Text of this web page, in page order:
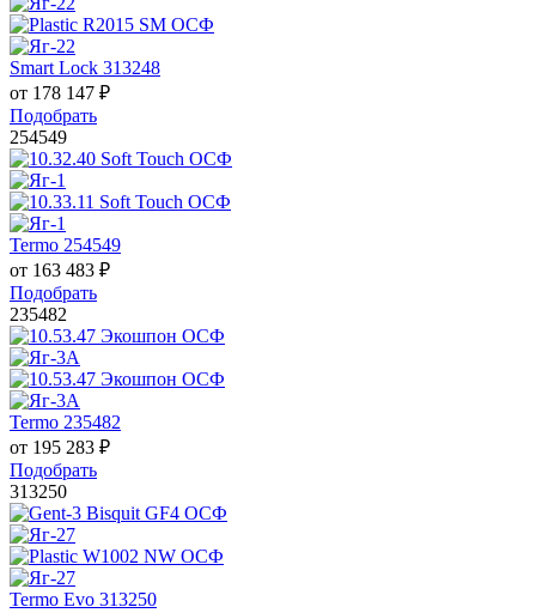
Smart Lock 313248
от 178 147 ₽
Подобрать
254549
Termo 254549
от 163 483 ₽
Подобрать
235482
Termo 235482
от 195 283 ₽
Подобрать
313250
Termo Evo 313250